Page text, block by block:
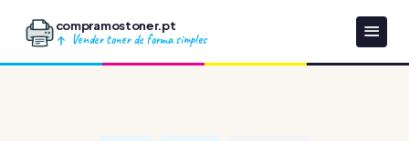
compramostoner.pt
Vender toner de forma simples